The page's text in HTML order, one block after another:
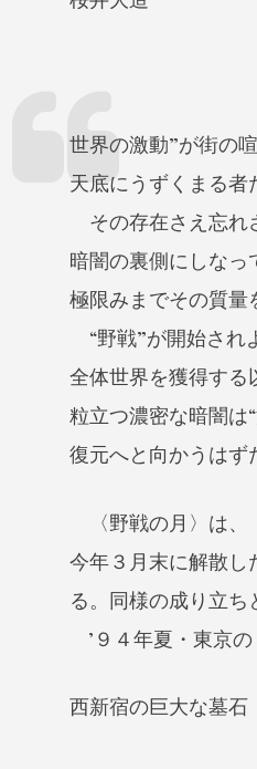
世界の激動”が街の
天底にうずくまる者
その存在さえ忘れ
暗闇の裏側にしなっ
極限みまでその質量
“野戦”が開始され
全体世界を獲得する
粒立つ濃密な暗闇は
復元へと向かうはず
〈野戦の月〉は、
今年３月末に解散し
る。同様の成り立ち
’９４年夏・東京の
西新宿の巨大な